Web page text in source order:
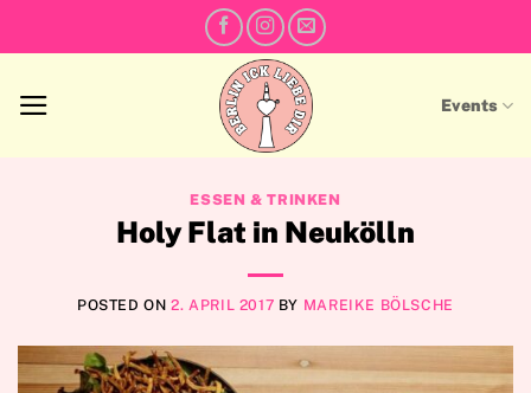
to
Events
ESSEN & TRINKEN
Holy Flat in Neukölln
POSTED ON2. APRIL 2017 BY MAREIKE BÖLSCHE